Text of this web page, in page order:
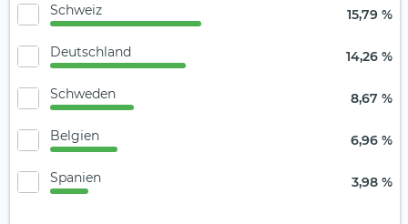
Schweiz 15,79 %
Deutschland 14,26 %
Schweden 8,67 %
Belgien 6,96 %
Spanien 3,98 %